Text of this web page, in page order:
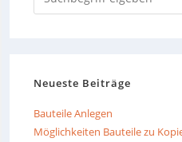
Neueste Beiträge
Bauteile Anlegen
Möglichkeiten Bauteile zu